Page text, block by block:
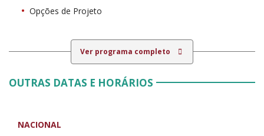
Opções de Projeto
Ver programa completo
OUTRAS DATAS E HORÁRIOS
NACIONAL